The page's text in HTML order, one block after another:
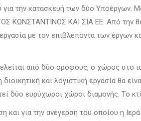
για την κατασκευή των δύο
ΚΩΝΣΤΑΝΤΙΝΟΣ ΚΑΙ ΣΙΑ ΕΕ. Από την
με τον επιβλέποντα των έργων
από δύο ορόφους, ο χώρος στο
και λογιστική εργασία θα
δύο ευρύχωροι χώροι διαμονής. Το
και για την ανέγερση του οποίου η